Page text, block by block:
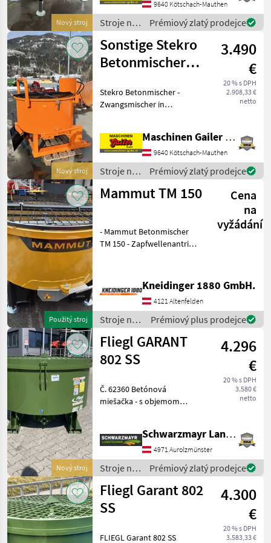
Nový stroj
560 kg * Nastaviteľné
oporné nohy * 4 odpružen
9640 Kötschach-Mauthen
Stroje na
stavbu /
Mammut
Prémiový zlatý prodejce
Nový stroj
Sonstige Stekro
Betonmischer
Kombiantrieb
3.490
€
20 % s DPH
2.908,33 €
netto
Stekro Betonmischer -
Zwangsmischer in
125cm Innendurchmesser *
Kombiantrieb mittels
Zapfwelle oder Hydraulikm
Maschinen Gailer GmbH
9640 Kötschach-Mauthen
Stroje na
stavbu /
Sonstige
Prémiový zlatý prodejce
Použitý stroj
Mammut TM 150
Cena
na
vyžádání
- Mammut Betonmischer
TM 150 - Zapfwellenantrieb
schwenkbare
Auslaufrutsche -
verstellbare Stützfüße -
Trommeldurchmesser 1500
Kneidinger 1880 GmbH.
4121 Altenfelden
Stroje na
stavbu /
Mammut
Prémiový plus prodejce
Nový stroj
Fliegl GARANT
802 SS
4.296
€
20 % s DPH
3.580 €
netto
Č. 62360 Betónová
miešačka - s objemom
vysokozdvižný vozík:
rozmery úchytov: 152 mm x
72 mm - s 3-lopatkovými
miešacími lopa
Schwarzmayr Landtechnik GmbH - Aurolzmünster
4971 Aurolzmünster
Stroje na
stavbu /
Fliegl
Prémiový zlatý prodejce
Fliegl Garant 802
SS
4.300
€
20 % s DPH
3.583,33 €
FLIEGL Garant 802 SS